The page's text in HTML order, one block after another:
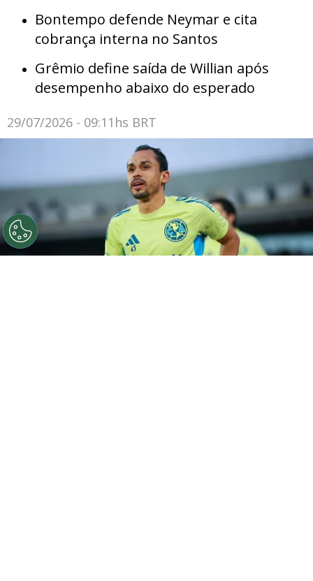
Bontempo defende Neymar e cita
cobrança interna no Santos
Grêmio define saída de Willian após
desempenho abaixo do esperado
29/07/2026 - 09:11hs BRT